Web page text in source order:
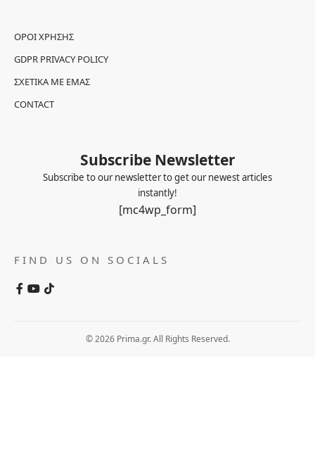
ΌΡΟΙ ΧΡΉΣΗΣ
GDPR PRIVACY POLICY
ΣΧΕΤΙΚΆ ΜΕ ΕΜΆΣ
CONTACT
Subscribe Newsletter
Subscribe to our newsletter to get our newest articles
instantly!
[mc4wp_form]
FIND US ON SOCIALS
© 2026 Prima.gr. All Rights Reserved.